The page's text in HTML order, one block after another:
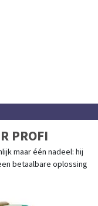
PROFI
maar één nadeel: hij
betaalbare oplossing